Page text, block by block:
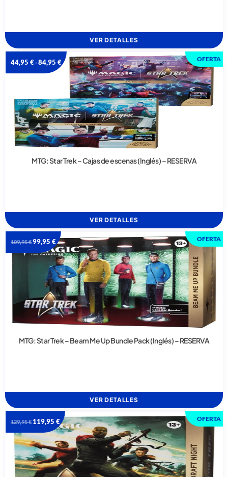
VER DETALLES
OFERTA
44,95 €-84,95 €
MTG: Star Trek – Cajas de escenas (Inglés) – RESERVA
VER DETALLES
OFERTA
109,95€99,95 €
MTG: Star Trek – Beam Me Up Bundle Pack (Inglés) – RESERVA
VER DETALLES
OFERTA
129,95€ 119,95 €